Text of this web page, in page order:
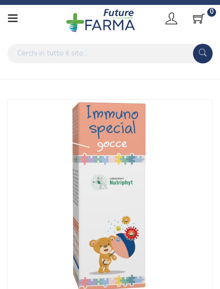
0
Laboratori Nutriphyt Immunospecial Gocce 20 Ml